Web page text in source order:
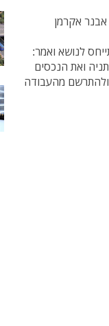
אקרמן
לנושא ואמר:
ואת הנכסים
ולהתרשם מהעבודה